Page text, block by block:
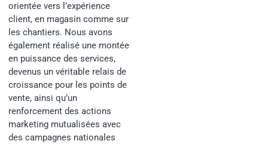
orientée vers l’expérience
client, en magasin comme sur
les chantiers. Nous avons
également réalisé une montée
en puissance des services,
devenus un véritable relais de
croissance pour les points de
vente, ainsi qu’un
renforcement des actions
marketing mutualisées avec
des campagnes nationales